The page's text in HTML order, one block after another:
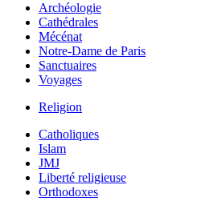
Archéologie
Cathédrales
Mécénat
Notre-Dame de Paris
Sanctuaires
Voyages
Religion
Catholiques
Islam
JMJ
Liberté religieuse
Orthodoxes